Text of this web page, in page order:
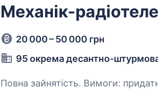
Механік-
20 000 – 50 000 грн
95 окрема десантно-
Повна зайнятість. Вимоги: придатність до військової служби за станом